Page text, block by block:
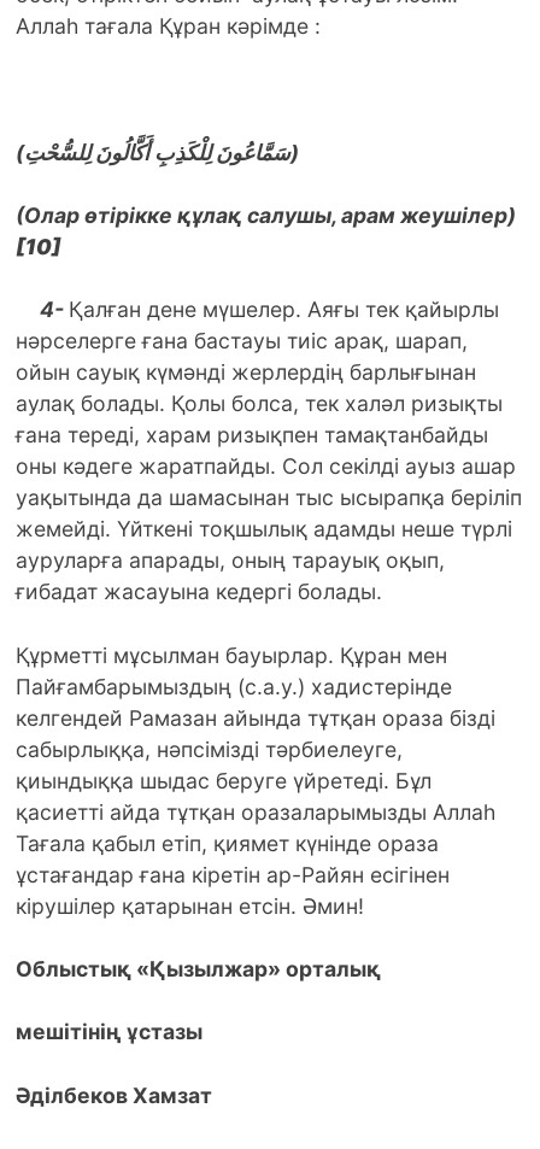
Аллаһ тағала Құран кәрімде :
(سَمَّاعُونَ لِلْكَذِبِ أَكَّالُونَ لِلسُّحْتِ)
(Олар өтірікке құлақ салушы, арам жеушілер)
[10]
4- Қалған дене мүшелер. Аяғы тек қайырлы
нәрселерге ғана бастауы тиіс арақ, шарап,
ойын сауық күмәнді жерлердің барлығынан
аулақ болады. Қолы болса, тек халәл ризықты
ғана тереді, харам ризықпен тамақтанбайды
оны кәдеге жаратпайды. Сол секілді ауыз ашар
уақытында да шамасынан тыс ысырапқа беріліп
жемейді. Үйткені тоқшылық адамды неше түрлі
ауруларға апарады, оның тарауық оқып,
ғибадат жасауына кедергі болады.
Құрметті мұсылман бауырлар. Құран мен
Пайғамбарымыздың (с.а.у.) хадистерінде
келгендей Рамазан айында тұтқан ораза бізді
сабырлыққа, нәпсімізді тәрбиелеуге,
қиындыққа шыдас беруге үйретеді. Бұл
қасиетті айда тұтқан оразаларымызды Аллаһ
Тағала қабыл етіп, қиямет күнінде ораза
ұстағандар ғана кіретін ар-Райян есігінен
кірушілер қатарынан етсін. Әмин!
Облыстық «Қызылжар» орталық
мешітінің ұстазы
Әділбеков Хамзат